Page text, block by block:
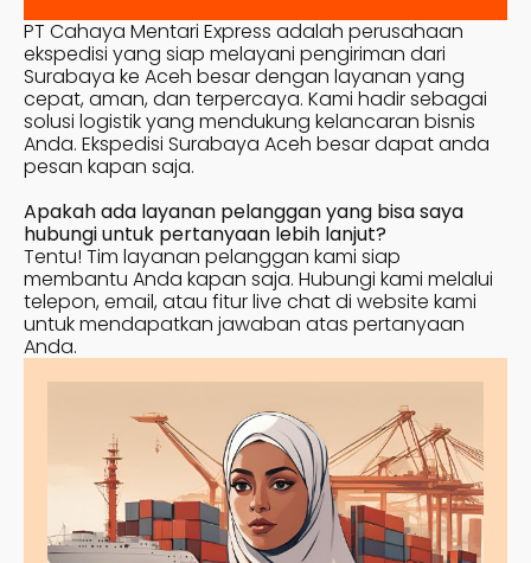
PT Cahaya Mentari Express adalah perusahaan
ekspedisi yang siap melayani pengiriman dari
Surabaya ke Aceh besardengan layanan yang
cepat, aman, dan terpercaya. Kami hadir sebagai
solusi logistik yang mendukung kelancaran bisnis
Anda. Ekspedisi Surabaya Aceh besardapat anda
pesan kapan saja.
Apakah ada layanan pelanggan yang bisa saya
hubungi untuk pertanyaan lebih lanjut?
Tentu! Tim layanan pelanggan kami siap
membantu Anda kapan saja. Hubungi kami melalui
telepon, email, atau fitur live chat di website kami
untuk mendapatkan jawaban atas pertanyaan
Anda.